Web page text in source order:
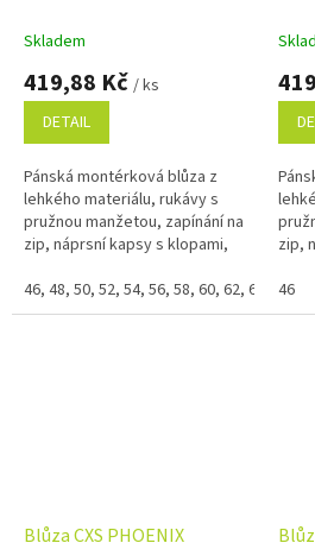
Skladem
419,88 Kč / ks
DETAIL
Pánská montérková blůza z
lehkého materiálu, rukávy s
pružnou manžetou, zapínání na
zip, náprsní kapsy s klopami,
odlehčené gramáži vhodná pro
práci...
46, 48, 50, 52, 54, 56, 58, 60, 62, 64, 66, 68
zip,
46
Blůza CXS PHOENIX